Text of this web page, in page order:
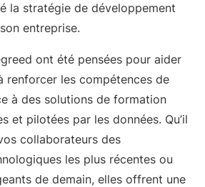
la stratégie de développement
entreprise.
ont été pensées pour aider
renforcer les compétences de
à des solutions de formation
et pilotées par les données. Qu’il
collaborateurs des
les plus récentes ou
de demain, elles offrent une